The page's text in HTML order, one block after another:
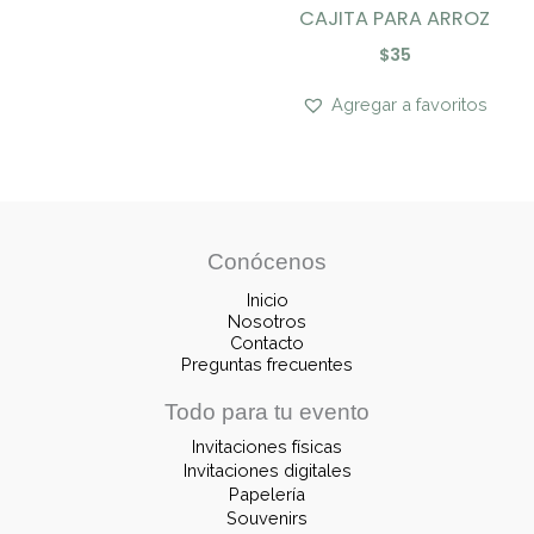
CAJITA PARA ARROZ
$35
Agregar a favoritos
Conócenos
Inicio
Nosotros
Contacto
Preguntas frecuentes
Todo para tu evento
Invitaciones físicas
Invitaciones digitales
Papelería
Souvenirs